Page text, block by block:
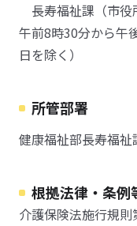
長寿福祉課（市役
午前8時30分から
日を除く）
所管部署
健康福祉部長寿福祉
根拠法律・条例
介護保険法施行規